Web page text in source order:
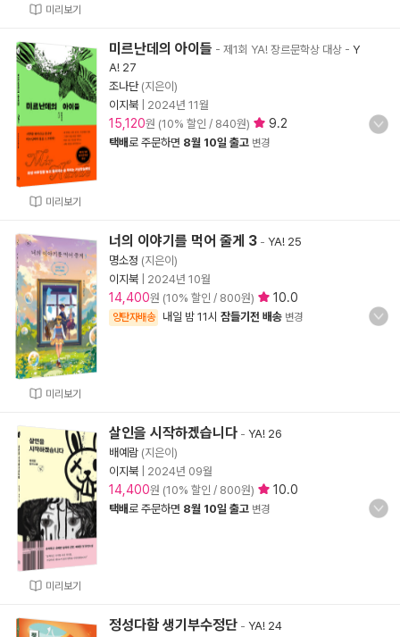
미리보기
미리보기
미르난데의 아이들 - 제1회 YA! 장르문학상 대상 - Y
A! 27
조나단(지은이)
이지북
2024년 11월
15,120원 (10% 할인 / 840원) 9.2
택배로 주문하면 8월 10일 출고 변경
미리보기
너의 이야기를 먹어 줄게 3 - YA! 25
명소정 (지은이)
이지북
2024년 10월
14,400원 (10% 할인 / 800원) 10.0
양탄자배송 내일 밤 11시 잠들기전 배송 변경
미리보기
살인을 시작하겠습니다 - YA! 26
배예람 (지은이)
이지북
2024년 09월
14,400원 (10% 할인 / 800원) 10.0
택배로 주문하면 8월 10일 출고 변경
정성다함 생기부수정단 - YA! 24